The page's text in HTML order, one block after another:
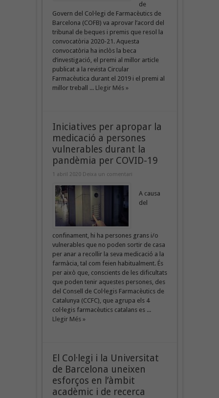
de
Govern del Col·legi de Farmacèutics de
Barcelona (COFB) va aprovar l’acord del
tribunal de beques i premis que resol la
convocatòria 2020-21. Aquesta
convocatòria ha inclòs la beca
d’investigació, el premi al millor article
publicat a la revista Circular
Farmacèutica durant el 2019 i el premi al
millor treball ... Llegir Més »
Iniciatives per apropar la
medicació a persones
vulnerables durant la
pandèmia per COVID-19
1 abril 2020 Deixa un comentari
A causa
del
confinament, hi ha persones grans i/o
vulnerables que no poden sortir de casa
per anar a recollir la seva medicació a la
farmàcia, tal com feien habitualment. És
per això que, conscients de les dificultats
que poden tenir aquestes persones, des
del Consell de Col·legis Farmacèutics de
Catalunya (CCFC), que agrupa els 4
col·legis farmacèutics catalans es ...
Llegir Més »
El Col·legi i la Universitat
de Barcelona uneixen
esforços en l’àmbit
acadèmic i de recerca